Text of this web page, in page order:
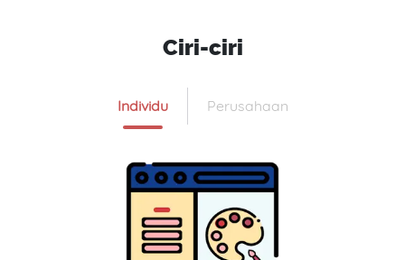
Ciri-ciri
Individu Perusahaan